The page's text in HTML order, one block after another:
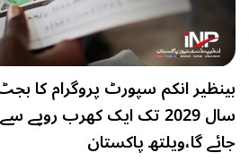
بینظیر انکم سپورٹ پروگرام کا
سال 2029 تک ایک کھرب روپے
جائے گا،ویلتھ پاکستان